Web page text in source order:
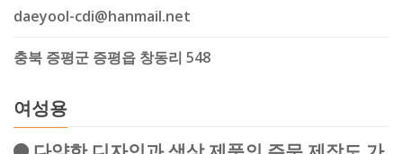
daeyool-cdi@hanmail.net
충북 증평군 증평읍 창동리 548
여성용